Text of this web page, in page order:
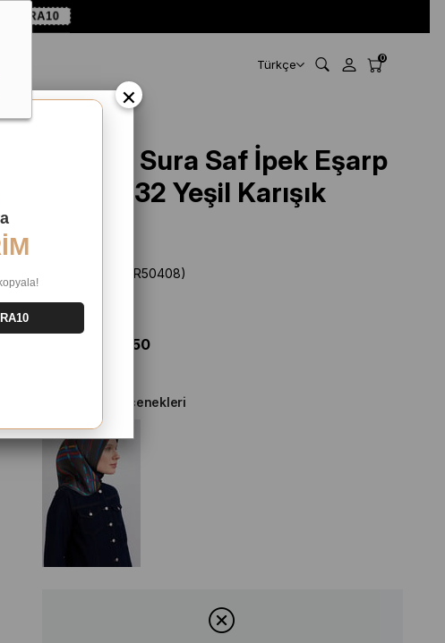
SEYRA10
Türkçe 0
Armine Sura Saf İpek Eşarp
9407 - 32 Yeşil Karışık
(SYR50408)
$ 62.50
Diğer Renk Seçenekleri
×